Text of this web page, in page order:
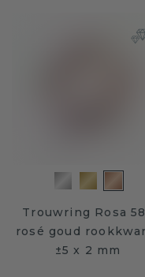
Trouwring Rosa
rosé goud
±5 x 2 mm